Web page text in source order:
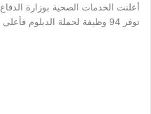
أعلنت الخدمات الصحية بوزارة
توفر 94 وظيفة لحملة الدبلوم فأعلى بعدة مناطق بالمملكة، وذلك…